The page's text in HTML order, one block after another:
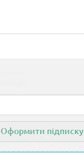
Оформити підписку